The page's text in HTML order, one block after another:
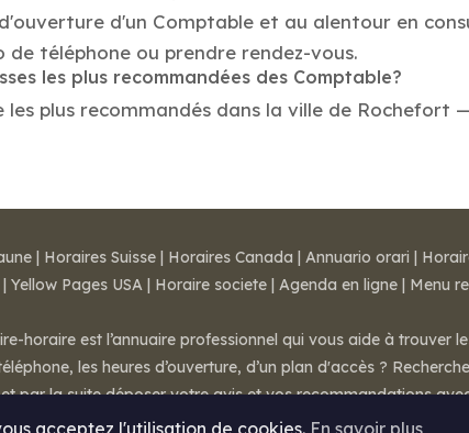
d'un Comptable et au alentour en
de téléphone ou prendre rendez-vous.
les plus recommandées des Comptable?
les plus recommandés dans la ville de Rochefort
acceptez l'utilisation de cookies. En savoir plus
| Horaires Suisse | Horaires Canada | Annuario orari |
| Yellow Pages USA | Horaire societe | Agenda en ligne | Menu
horaire est l’annuaire professionnel qui vous aide à trouver
les heures d’ouverture, d’un plan d'accès ?
par la suite déposer votre avis et vos recommandations
de ventes- Contact